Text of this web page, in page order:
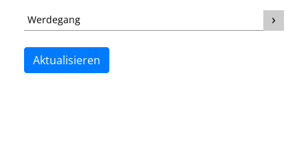
Werdegang
Aktualisieren